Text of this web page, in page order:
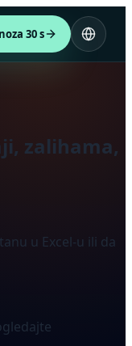
30 s
zalihama,
u Excel-u ili da